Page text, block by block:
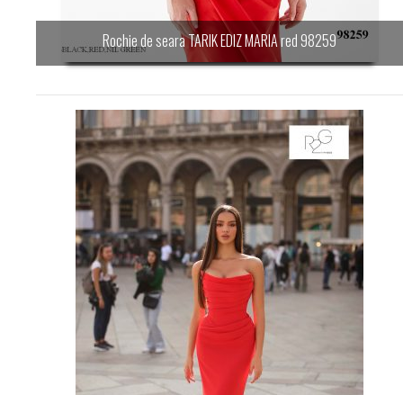
Rochie de seara TARIK EDIZ MARIA red 98259